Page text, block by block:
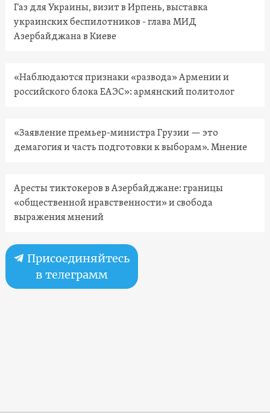
Газ для Украины, визит в Ирпень, выставка
украинских беспилотников - глава МИД
Азербайджана в Киеве
«Наблюдаются признаки «развода» Армении и
российского блока ЕАЭС»: армянский политолог
«Заявление премьер-министра Грузии — это
демагогия и часть подготовки к выборам». Мнение
Аресты тиктокеров в Азербайджане: границы
«общественной нравственности» и свобода
выражения мнений
Присоединяйтесь
в телеграмм